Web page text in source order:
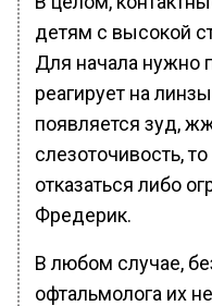
детям с высокой
Для начала нужно
реагирует на
появляется зуд,
слезоточивость,
отказаться либо
Фредерик.
В любом случае,
офтальмолога их